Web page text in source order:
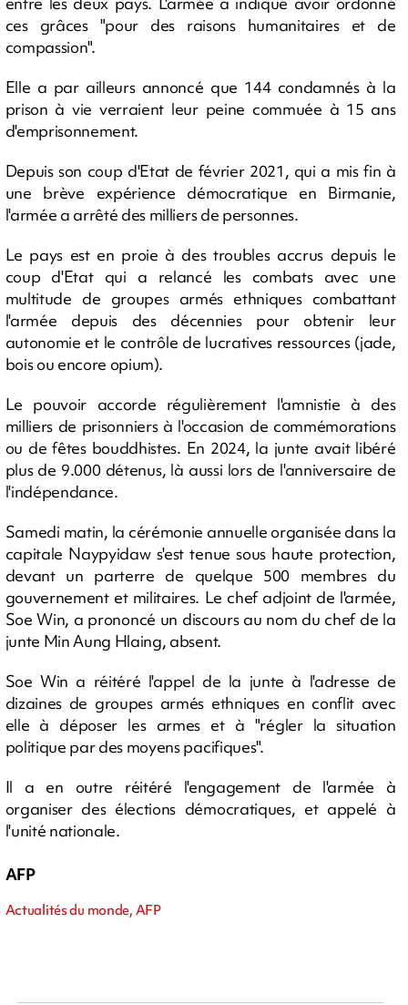
ces grâces "pour des raisons humanitaires et de
compassion".
Elle a par ailleurs annoncé que 144 condamnés à la
prison à vie verraient leur peine commuée à 15 ans
d'emprisonnement.
Depuis son coup d'Etat de février 2021, qui a mis fin à
une brève expérience démocratique en Birmanie,
l'armée a arrêté des milliers de personnes.
Le pays est en proie à des troubles accrus depuis le
coup d'Etat qui a relancé les combats avec une
multitude de groupes armés ethniques combattant
l'armée depuis des décennies pour obtenir leur
autonomie et le contrôle de lucratives ressources (jade,
bois ou encore opium).
Le pouvoir accorde régulièrement l'amnistie à des
milliers de prisonniers à l'occasion de commémorations
ou de fêtes bouddhistes. En 2024, la junte avait libéré
plus de 9.000 détenus, là aussi lors de l'anniversaire de
l'indépendance.
Samedi matin, la cérémonie annuelle organisée dans la
capitale Naypyidaw s'est tenue sous haute protection,
devant un parterre de quelque 500 membres du
gouvernement et militaires. Le chef adjoint de l'armée,
Soe Win, a prononcé un discours au nom du chef de la
junte Min Aung Hlaing, absent.
Soe Win a réitéré l'appel de la junte à l'adresse de
dizaines de groupes armés ethniques en conflit avec
elle à déposer les armes et à "régler la situation
politique par des moyens pacifiques".
Il a en outre réitéré l'engagement de l'armée à
organiser des élections démocratiques, et appelé à
l'unité nationale.
AFP
Actualités du monde, AFP